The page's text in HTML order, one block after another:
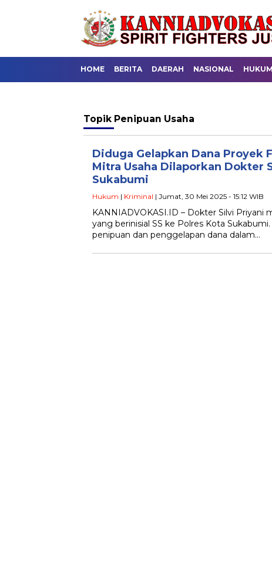
HOME BERITA DAERAH NASIONAL HUKUM
Topik Penipuan Usaha
Diduga Gelapkan Dana Proyek
Mitra Usaha Dilaporkan Dokter
Sukabumi
Hukum | Kriminal | Jumat, 30 Mei 2025 - 15:12 WIB
KANNIADVOKASI.ID – Dokter Silvi Priyani
yang berinisial SS ke Polres Kota
penipuan dan penggelapan dana dalam…